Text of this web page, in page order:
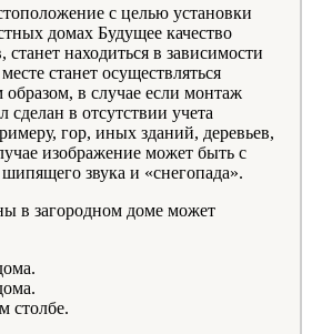
с целью установки
домах Будущее качество
станет находиться в зависимости
станет осуществляться
образом, в случае если монтаж
сделан в отсутствии учета
гор, иных зданий, деревьев,
изображение может быть с
звука и «снегопада».
в загородном доме может
столбе.